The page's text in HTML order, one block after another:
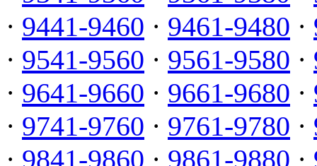
· 9441-9460 · 9461-9480 ·
· 9541-9560 · 9561-9580 ·
· 9641-9660 · 9661-9680 ·
· 9741-9760 · 9761-9780 ·
· 9841-9860 · 9861-9880 ·